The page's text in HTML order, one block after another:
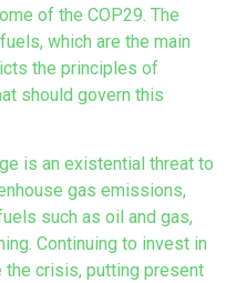
of the COP29. The
which are the main
the principles of
should govern this
is an existential threat to
gas emissions,
such as oil and gas,
Continuing to invest in
crisis, putting present